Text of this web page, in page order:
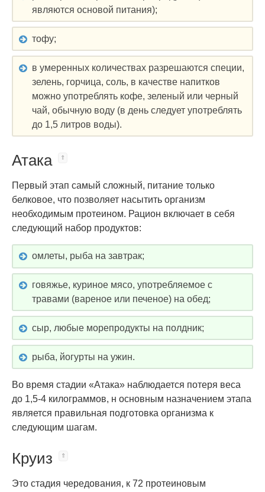
являются основой питания);
тофу;
в умеренных количествах разрешаются специи,
зелень, горчица, соль, в качестве напитков
можно употреблять кофе, зеленый или черный
чай, обычную воду (в день следует употреблять
до 1,5 литров воды).
Атака
Первый этап самый сложный, питание только
белковое, что позволяет насытить организм
необходимым протеином. Рацион включает в себя
следующий набор продуктов:
омлеты, рыба на завтрак;
говяжье, куриное мясо, употребляемое с
травами (вареное или печеное) на обед;
сыр, любые морепродукты на полдник;
рыба, йогурты на ужин.
Во время стадии «Атака» наблюдается потеря веса
до 1,5-4 килограммов, н основным назначением этапа
является правильная подготовка организма к
следующим шагам.
Круиз
Это стадия чередования, к 72 протеиновым